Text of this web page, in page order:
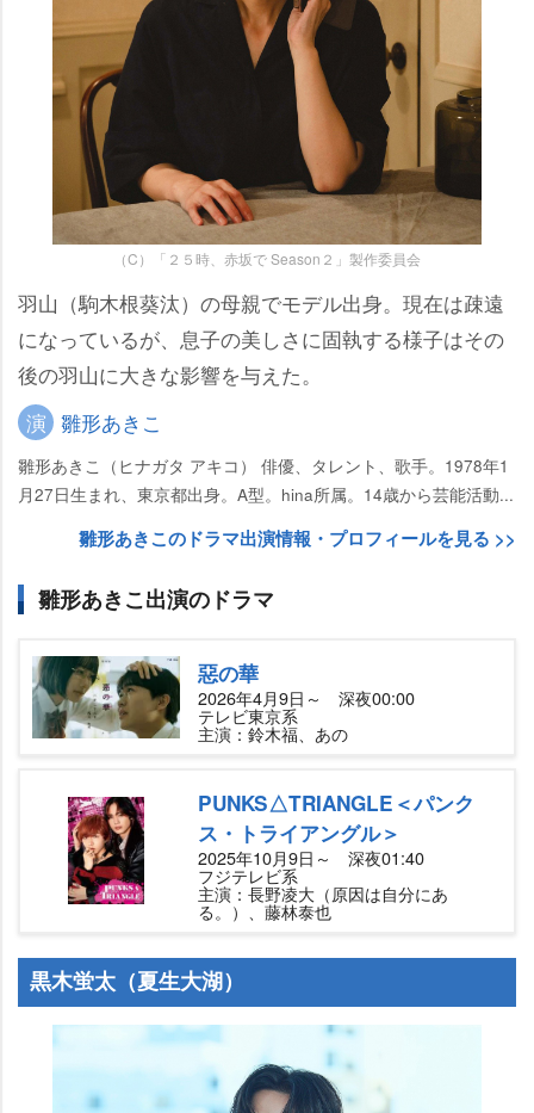
（C）「２５時、赤坂で Season２」製作委員会
羽山（駒木根葵汰）の母親でモデル出身。現在は疎遠
になっているが、息子の美しさに固執する様子はその
後の羽山に大きな影響を与えた。
演 雛形あきこ
雛形あきこ（ヒナガタ アキコ） 俳優、タレント、歌手。1978年1
月27日生まれ、東京都出身。A型。hina所属。14歳から芸能活動...
雛形あきこのドラマ出演情報・プロフィールを見る >>
雛形あきこ出演のドラマ
惡の華
2026年4月9日～ 深夜00:00
テレビ東京系
主演：鈴木福、あの
PUNKS△TRIANGLE＜パンク
ス・トライアングル＞
2025年10月9日～ 深夜01:40
フジテレビ系
主演：長野凌大（原因は自分にあ
る。）、藤林泰也
黒木蛍太（夏生大湖）